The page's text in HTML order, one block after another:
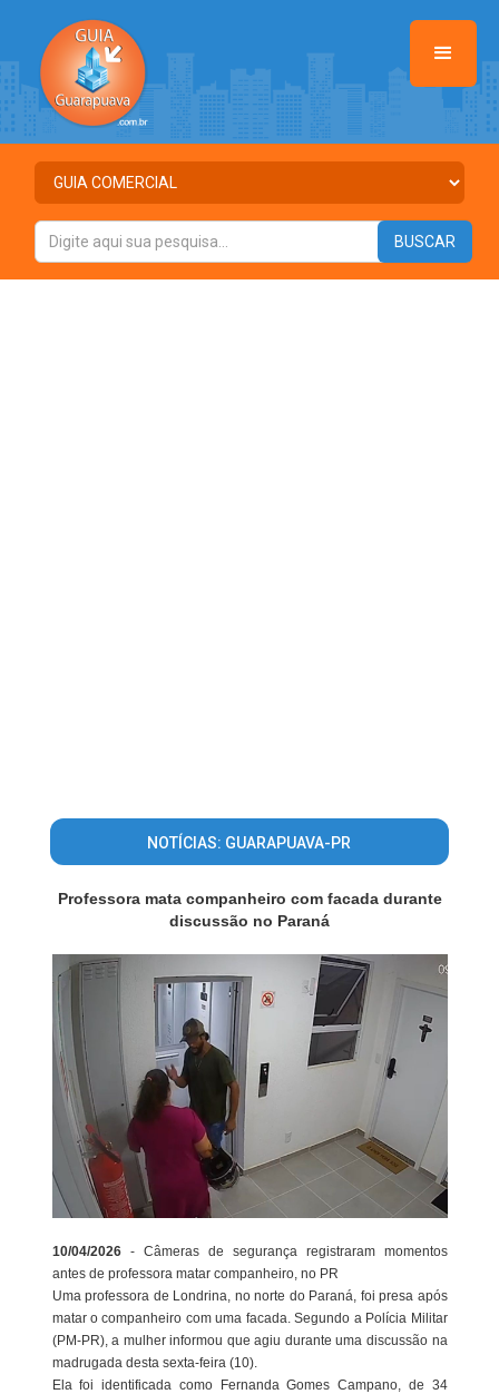
NOTÍCIAS: GUARAPUAVA-PR
Professora mata companheiro com facada durante
discussão no Paraná
10/04/2026 - Câmeras de segurança registraram momentos
antes de professora matar companheiro, no PR
Uma professora de Londrina, no norte do Paraná, foi presa após
matar o companheiro com uma facada. Segundo a Polícia Militar
(PM-PR), a mulher informou que agiu durante uma discussão na
madrugada desta sexta-feira (10).
Ela foi identificada como Fernanda Gomes Campano, de 34